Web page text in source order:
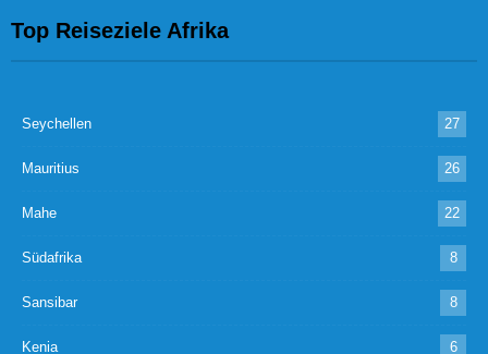
Top Reiseziele Afrika
Seychellen 27
Mauritius 26
Mahe 22
Südafrika 8
Sansibar 8
Kenia 6